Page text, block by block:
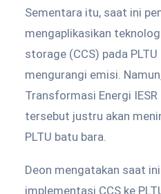
Sementara itu, saat ini
mengaplikasikan
storage (CCS) pada
mengurangi emisi.
Transformasi Energi
tersebut justru akan
PLTU batu bara.
Deon mengatakan saat
implementasi CCS ke